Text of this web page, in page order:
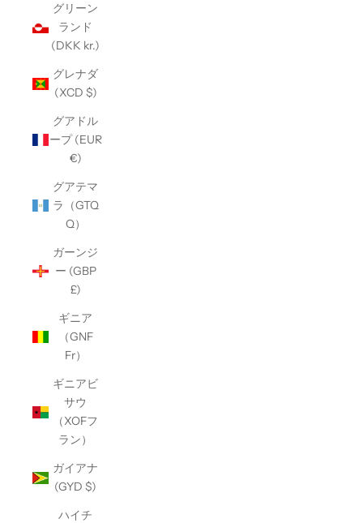
グリーン
ランド
(DKK kr.)
グレナダ
(XCD $)
グアドル
ープ (EUR
€)
グアテマ
ラ（GTQ
Q）
ガーンジ
ー (GBP
£)
ギニア
（GNF
Fr）
ギニアビ
サウ
（XOFフ
ラン）
ガイアナ
(GYD $)
ハイチ